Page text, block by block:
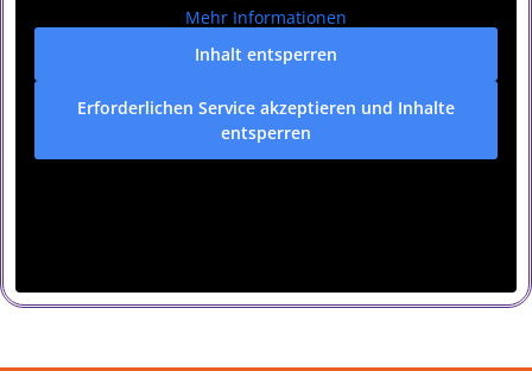
Mehr Informationen
Inhalt entsperren
Erforderlichen Service akzeptieren und Inhalte
entsperren